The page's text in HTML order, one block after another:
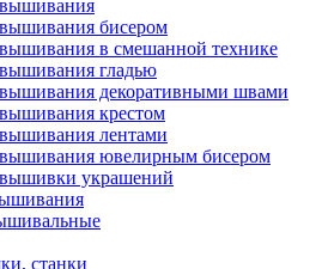
бисером
в смешанной технике
гладью
декоративными швами
крестом
лентами
ювелирным бисером
украшений
станки